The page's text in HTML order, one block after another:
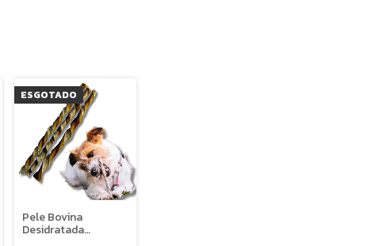
ESGOTADO
Pele Bovina
Desidratada